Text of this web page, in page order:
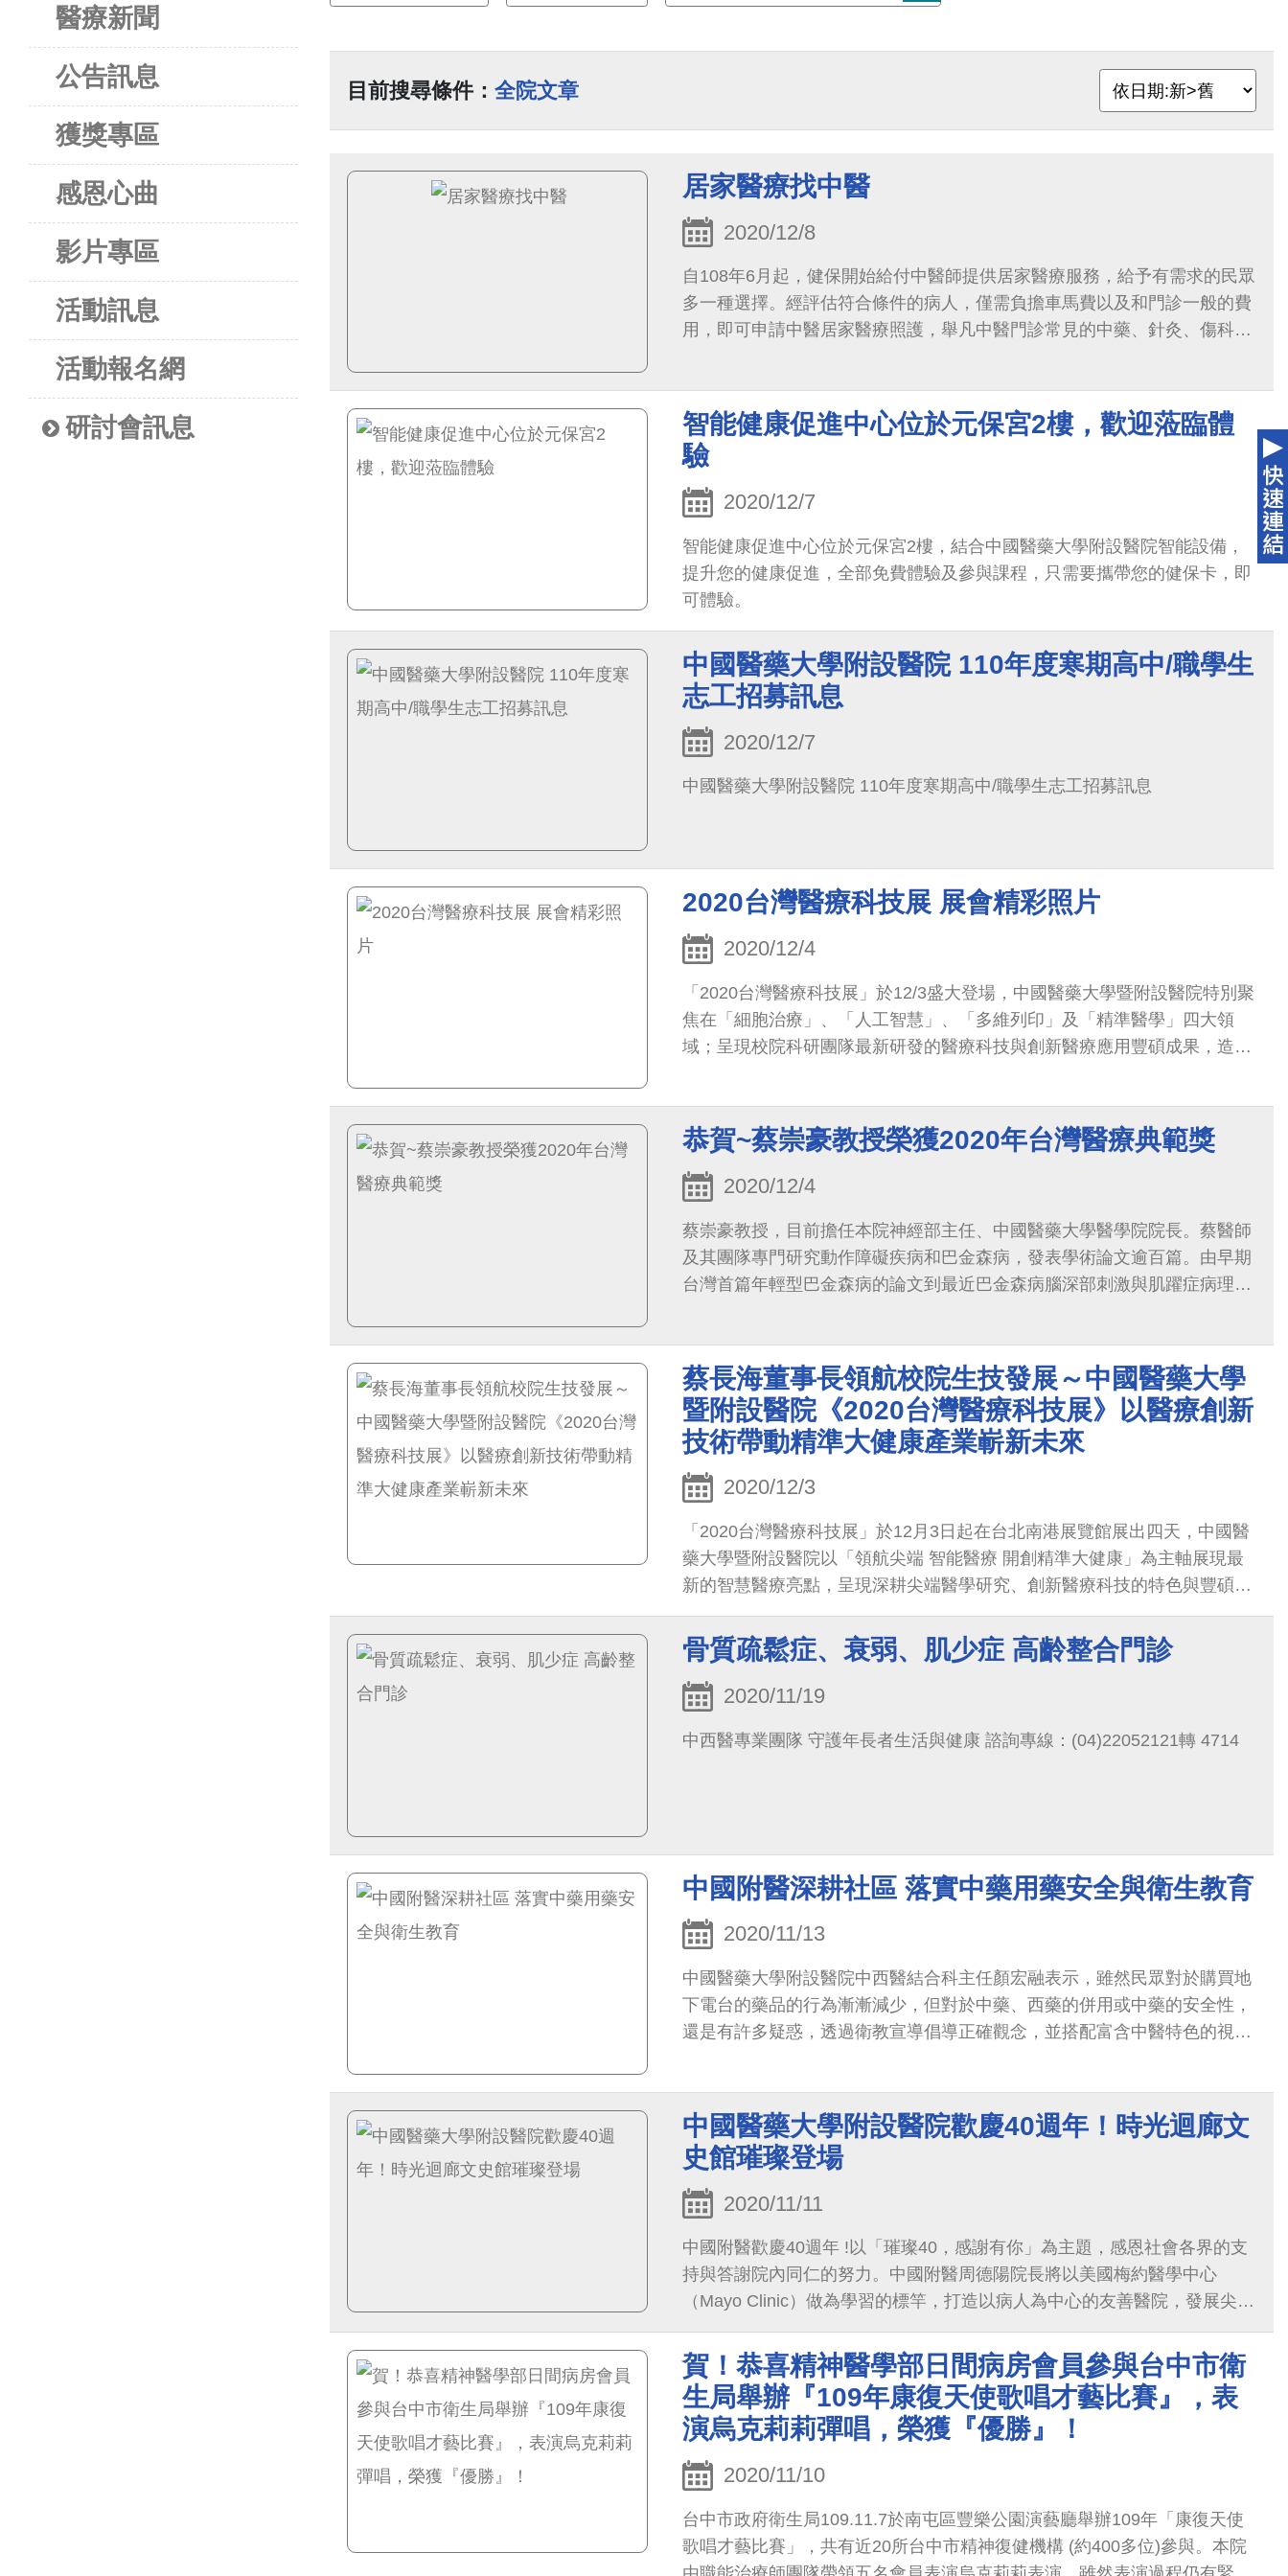
醫療新聞
公告訊息
獲獎專區
感恩心曲
影片專區
活動訊息
活動報名網
研討會訊息
目前搜尋條件： 全院文章
居家醫療找中醫
2020/12/8
自108年6月起，健保開始給付中醫師提供居家醫療服務，給予有需求的民眾
多一種選擇。經評估符合條件的病人，僅需負擔車馬費以及和門診一般的費
用，即可申請中醫居家醫療照護，舉凡中醫門診常見的中藥、針灸、傷科治
智能健康促進中心位於元保宮2樓，歡迎蒞臨體
驗
2020/12/7
智能健康促進中心位於元保宮2樓，結合中國醫藥大學附設醫院智能設備，
提升您的健康促進，全部免費體驗及參與課程，只需要攜帶您的健保卡，即
可體驗。
中國醫藥大學附設醫院 110年度寒期高中/職學生
志工招募訊息
2020/12/7
中國醫藥大學附設醫院 110年度寒期高中/職學生志工招募訊息
2020台灣醫療科技展 展會精彩照片
2020/12/4
「2020台灣醫療科技展」於12/3盛大登場，中國醫藥大學暨附設醫院特別聚
焦在「細胞治療」、「人工智慧」、「多維列印」及「精準醫學」四大領
域；呈現校院科研團隊最新研發的醫療科技與創新醫療應用豐碩成果，造福
恭賀~蔡崇豪教授榮獲2020年台灣醫療典範獎
2020/12/4
蔡崇豪教授，目前擔任本院神經部主任、中國醫藥大學醫學院院長。蔡醫師
及其團隊專門研究動作障礙疾病和巴金森病，發表學術論文逾百篇。由早期
台灣首篇年輕型巴金森病的論文到最近巴金森病腦深部刺激與肌躍症病理生
蔡長海董事長領航校院生技發展～中國醫藥大學
暨附設醫院《2020台灣醫療科技展》以醫療創新
技術帶動精準大健康產業嶄新未來
2020/12/3
「2020台灣醫療科技展」於12月3日起在台北南港展覽館展出四天，中國醫
藥大學暨附設醫院以「領航尖端 智能醫療 開創精準大健康」為主軸展現最
新的智慧醫療亮點，呈現深耕尖端醫學研究、創新醫療科技的特色與豐碩成
果，也特別設計AI互動體驗區，貼近與民眾之間的...
骨質疏鬆症、衰弱、肌少症 高齡整合門診
2020/11/19
中西醫專業團隊 守護年長者生活與健康 諮詢專線：(04)22052121轉 4714
中國附醫深耕社區 落實中藥用藥安全與衛生教育
2020/11/13
中國醫藥大學附設醫院中西醫結合科主任顏宏融表示，雖然民眾對於購買地
下電台的藥品的行為漸漸減少，但對於中藥、西藥的併用或中藥的安全性，
還是有許多疑惑，透過衛教宣導倡導正確觀念，並搭配富含中醫特色的視力
中國醫藥大學附設醫院歡慶40週年！時光迴廊文
史館璀璨登場
2020/11/11
中國附醫歡慶40週年 !以「璀璨40，感謝有你」為主題，感恩社會各界的支
持與答謝院內同仁的努力。中國附醫周德陽院長將以美國梅約醫學中心
（Mayo Clinic）做為學習的標竿，打造以病人為中心的友善醫院，發展尖
端、人工智慧、精準、整合之數位醫療體系
賀！恭喜精神醫學部日間病房會員參與台中市衛
生局舉辦『109年康復天使歌唱才藝比賽』，表
演烏克莉莉彈唱，榮獲『優勝』！
2020/11/10
台中市政府衛生局109.11.7於南屯區豐樂公園演藝廳舉辦109年「康復天使
歌唱才藝比賽」，共有近20所台中市精神復健機構 (約400多位)參與。本院